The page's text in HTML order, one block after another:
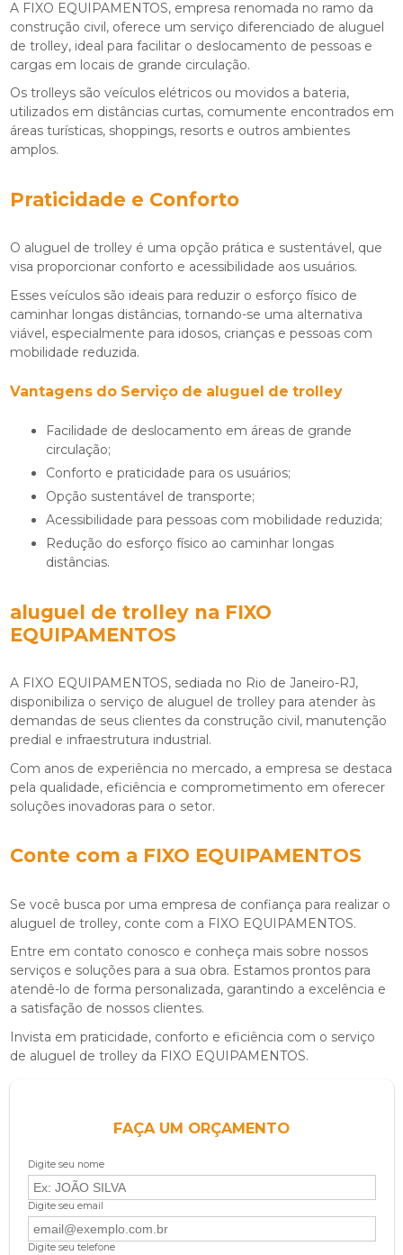
A FIXO EQUIPAMENTOS, empresa renomada no ramo da
construção civil, oferece um serviço diferenciado de aluguel
de trolley, ideal para facilitar o deslocamento de pessoas e
cargas em locais de grande circulação.
Os trolleys são veículos elétricos ou movidos a bateria,
utilizados em distâncias curtas, comumente encontrados em
áreas turísticas, shoppings, resorts e outros ambientes
amplos.
Praticidade e Conforto
O aluguel de trolleyé uma opção prática e sustentável, que
visa proporcionar conforto e acessibilidade aos usuários.
Esses veículos são ideais para reduzir o esforço físico de
caminhar longas distâncias, tornando-se uma alternativa
viável, especialmente para idosos, crianças e pessoas com
mobilidade reduzida.
Vantagens do Serviço de aluguel de trolley
Facilidade de deslocamento em áreas de grande
circulação;
Conforto e praticidade para os usuários;
Opção sustentável de transporte;
Acessibilidade para pessoas com mobilidade reduzida;
Redução do esforço físico ao caminhar longas
distâncias.
aluguel de trolleyna FIXO
EQUIPAMENTOS
A FIXO EQUIPAMENTOS, sediada no Rio de Janeiro-RJ,
disponibiliza o serviço de aluguel de trolleypara atender às
demandas de seus clientes da construção civil, manutenção
predial e infraestrutura industrial.
Com anos de experiência no mercado, a empresa se destaca
pela qualidade, eficiência e comprometimento em oferecer
soluções inovadoras para o setor.
Conte com a FIXO EQUIPAMENTOS
Se você busca por uma empresa de confiança para realizar o
aluguel de trolley, conte com a FIXO EQUIPAMENTOS.
Entre em contato conosco e conheça mais sobre nossos
serviços e soluções para a sua obra. Estamos prontos para
atendê-lo de forma personalizada, garantindo a excelência e
a satisfação de nossos clientes.
Invista em praticidade, conforto e eficiência com o serviço
de aluguel de trolleyda FIXO EQUIPAMENTOS.
FAÇA UM ORÇAMENTO
Digite seu nome
Digite seu email
Digite seu telefone